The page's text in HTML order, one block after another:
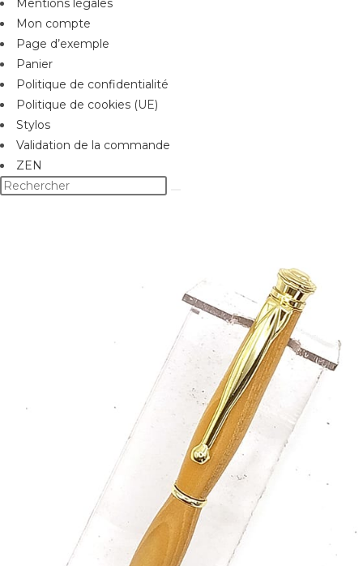
Mentions légales
Mon compte
Page d’exemple
Panier
Politique de confidentialité
Politique de cookies (UE)
Stylos
Validation de la commande
ZEN